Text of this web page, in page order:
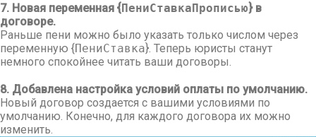
7. Новая переменная {ПениСтавкаПрописью} в
договоре.
Раньше пени можно было указать только числом через
переменную {ПениСтавка}. Теперь юристы станут
немного спокойнее читать ваши договоры.
8. Добавлена настройка условий оплаты по умолчанию.
Новый договор создается с вашими условиями по
умолчанию. Конечно, для каждого договора их можно
изменить.